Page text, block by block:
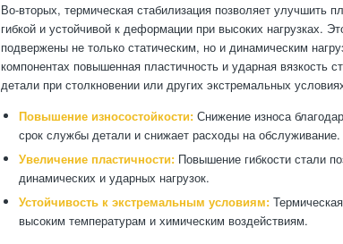
Во-вторых, термическая стабилизация позволяет улучшить
гибкой и устойчивой к деформации при высоких нагрузках.
подвержены не только статическим, но и динамическим
компонентах повышенная пластичность и ударная вязкость
детали при столкновении или других экстремальных
Повышение износостойкости: Снижение износа
срок службы детали и снижает расходы на обслуживание.
Увеличение пластичности: Повышение гибкости стали
динамических и ударных нагрузок.
Устойчивость к экстремальным условиям:
высоким температурам и химическим воздействиям.